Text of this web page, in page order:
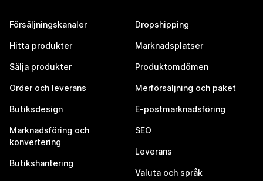
Försäljningskanaler
Hitta produkter
Sälja produkter
Order och leverans
Butiksdesign
Marknadsföring och
konvertering
Butikshantering
Dropshipping
Marknadsplatser
Produktomdömen
Merförsäljning och paket
E-postmarknadsföring
SEO
Leverans
Valuta och språk